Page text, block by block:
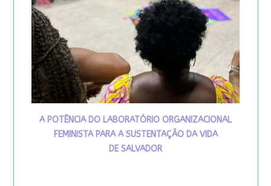
A POTÊNCIA DO LABORATÓRIO ORGANIZACIONAL
FEMINISTA PARA A SUSTENTAÇÃO DA VIDA
DE SALVADOR